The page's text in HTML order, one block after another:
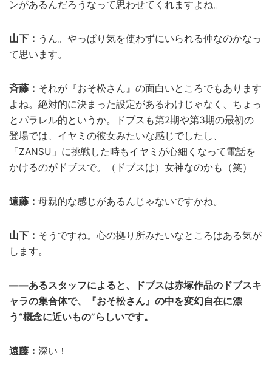
ンがあるんだろうなって思わせてくれますよね。
山下： うん。やっぱり気を使わずにいられる仲なのかなっ
て思います。
斉藤： それが『おそ松さん』の面白いところでもあります
よね。絶対的に決まった設定があるわけじゃなく、ちょっ
とパラレル的というか。ドブスも第2期や第3期の最初の
登場では、イヤミの彼女みたいな感じでしたし、
「ZANSU」に挑戦した時もイヤミが心細くなって電話を
かけるのがドブスで。（ドブスは）女神なのかも（笑）
遠藤： 母親的な感じがあるんじゃないですかね。
山下： そうですね。心の拠り所みたいなところはある気が
します。
――あるスタッフによると、ドブスは赤塚作品のドブスキ
ャラの集合体で、『おそ松さん』の中を変幻自在に漂
う“概念に近いもの”らしいです。
遠藤： 深い！